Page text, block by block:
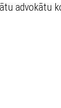
advokātu